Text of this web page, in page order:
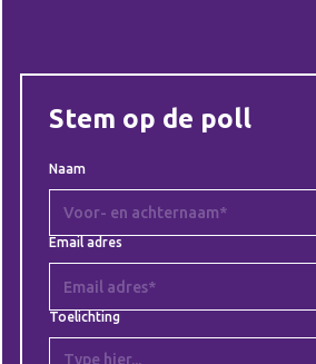
Stem op de poll
Naam
Email adres
Toelichting